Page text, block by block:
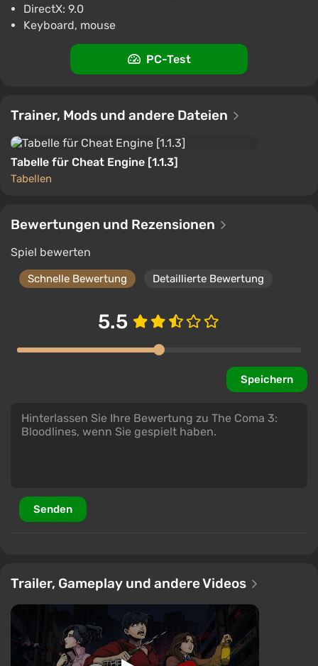
ggsel 4.2457 Bewertungen
Unterstützung bei VGTimes
DirectX: 9.0
Keyboard, mouse
PC-Test
Trainer, Mods und andere Dateien
Tabelle für Cheat Engine [1.1.3]
Tabellen
Bewertungen und Rezensionen
Spiel bewerten
Schnelle Bewertung Detaillierte Bewertung
5.5
Speichern
Senden
Trailer, Gameplay und andere Videos